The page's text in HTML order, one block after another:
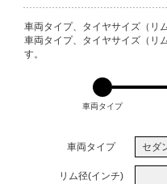
VARIATIONS
車両タイプ、タイヤサイズ（リ
車両タイプ、タイヤサイズ（リ
す。
車両タイプ
車両タイプ セダ
リム径(インチ)